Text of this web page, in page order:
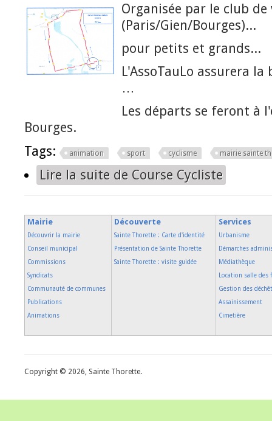
Organisée par le club de
(Paris/Gien/Bourges)...
pour petits et grands...
L'AssoTauLo assurera
…
Les départs se feront à
Bourges.
Tags:
animation sport cyclisme mairie sainte
Lire la suite de Course Cycliste
Mairie
Découvrir la mairie
Conseil municipal
Commissions
Syndicats
Communauté de communes
Publications
Animations
Découverte
Sainte Thorette : Carte d'identité
Présentation de Sainte Thorette
Sainte Thorette : visite guidée
Services
Urbanisme
Démarches
Médiathèque
Location salle des
Gestion des
Assainissement
Cimetière
Copyright © 2026, Sainte Thorette.